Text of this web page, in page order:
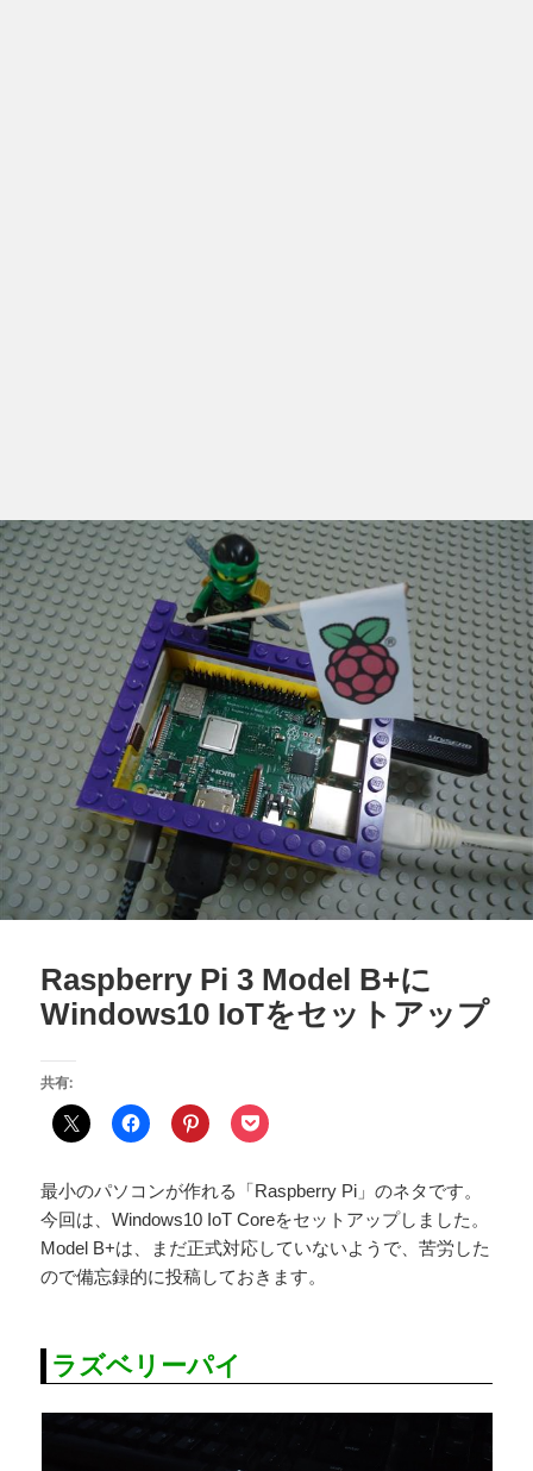
Raspberry Pi 3 Model B+に
Windows10 IoTをセットアップ
共有:
最小のパソコンが作れる「Raspberry Pi」のネタです。
今回は、Windows10 IoT Coreをセットアップしました。
Model B+は、まだ正式対応していないようで、苦労した
ので備忘録的に投稿しておきます。
ラズベリーパイ